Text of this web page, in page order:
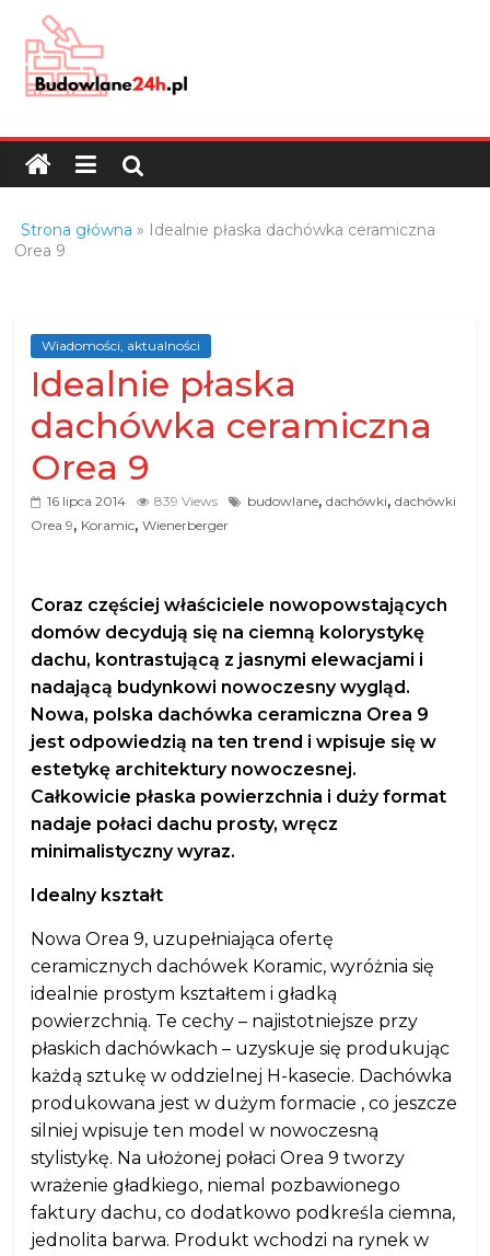
content
Budowlane24h.pl
portal
budowlany
oraz
budowlanej
Strona główna » Idealnie płaska dachówka ceramiczna
Orea 9
Wiadomości, aktualności
Idealnie płaska
dachówka ceramiczna
Orea 9
16 lipca 2014 839 Views budowlane,dachówki,dachówki
Orea 9, Koramic,Wienerberger
Coraz częściej właściciele nowopowstających
domów decydują się na ciemną kolorystykę
dachu, kontrastującą z jasnymi elewacjami i
nadającą budynkowi nowoczesny wygląd.
Nowa, polska dachówka ceramiczna Orea 9
jest odpowiedzią na ten trend i wpisuje się w
estetykę architektury nowoczesnej.
Całkowicie płaska powierzchnia i duży format
nadaje połaci dachu prosty, wręcz
minimalistyczny wyraz.
Idealny kształt
Nowa Orea 9, uzupełniająca ofertę
ceramicznych dachówek Koramic, wyróżnia się
idealnie prostym kształtem i gładką
powierzchnią. Te cechy – najistotniejsze przy
płaskich dachówkach – uzyskuje się produkując
każdą sztukę w oddzielnej H-kasecie. Dachówka
produkowana jest w dużym formacie , co jeszcze
silniej wpisuje ten model w nowoczesną
stylistykę. Na ułożonej połaci Orea 9 tworzy
wrażenie gładkiego, niemal pozbawionego
faktury dachu, co dodatkowo podkreśla ciemna,
jednolita barwa. Produkt wchodzi na rynek w